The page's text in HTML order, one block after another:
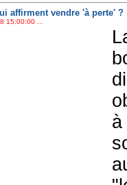
affirment vendre 'à perte' ?
15:00:00 ...
à